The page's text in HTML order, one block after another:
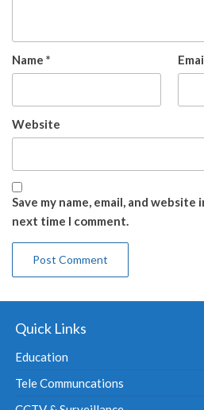
Name *
Website
Save my name, email, and
next time I comment.
Quick Links
Education
Tele Communcations